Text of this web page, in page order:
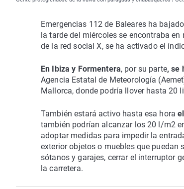
Emergencias 112 de Baleares ha
la tarde del miércoles se encontraba en
de la red social X, se ha activado el
En Ibiza y Formentera, por su parte, se
Agencia Estatal de Meteorología (Aemet
Mallorca, donde podría llover hasta 20
También estará activo hasta esa hora
también podrían alcanzar los 20 l/m2
adoptar medidas para impedir la
exterior objetos o muebles que
sótanos y garajes, cerrar el interruptor
la carretera.